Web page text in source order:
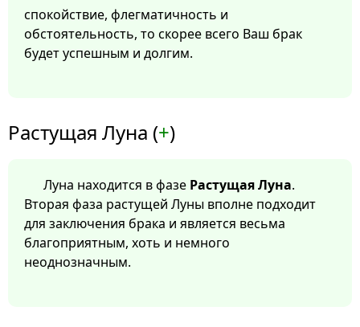
спокойствие, флегматичность и
обстоятельность, то скорее всего Ваш брак
будет успешным и долгим.
Растущая Луна (+)
Луна находится в фазе Растущая Луна.
Вторая фаза растущей Луны вполне подходит
для заключения брака и является весьма
благоприятным, хоть и немного
неоднозначным.